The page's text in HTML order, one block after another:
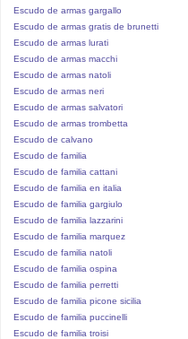
Escudo de armas gargallo
Escudo de armas gratis de brunetti
Escudo de armas lurati
Escudo de armas macchi
Escudo de armas natoli
Escudo de armas neri
Escudo de armas salvatori
Escudo de armas trombetta
Escudo de calvano
Escudo de familia
Escudo de familia cattani
Escudo de familia en italia
Escudo de familia gargiulo
Escudo de familia lazzarini
Escudo de familia marquez
Escudo de familia natoli
Escudo de familia ospina
Escudo de familia perretti
Escudo de familia picone sicilia
Escudo de familia puccinelli
Escudo de familia troisi